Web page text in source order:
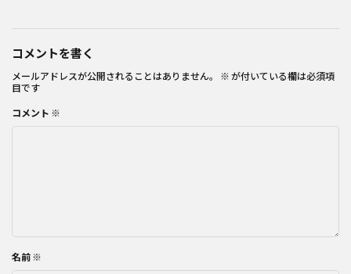
コメントを書く
メールアドレスが公開されることはありません。 ※ が付いている欄は必須項
目です
コメント ※
名前 ※